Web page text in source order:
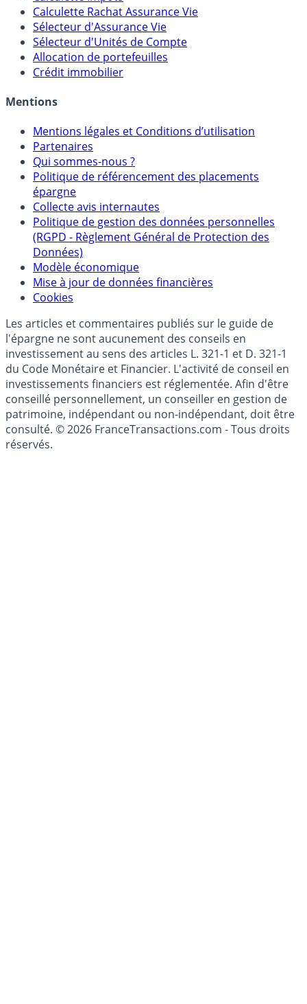
Calculateur d'intérêts
Calculette Impôts
Calculette Rachat Assurance Vie
Sélecteur d'Assurance Vie
Sélecteur d'Unités de Compte
Crédit immobilier
Mentions
Mentions légales et Conditions d’utilisation
Partenaires
Qui sommes-nous ?
Politique de référencement des placements
épargne
Collecte avis internautes
Politique de gestion des données personnelles
(RGPD - Règlement Général de Protection des
Données)
Modèle économique
Cookies
Les articles et commentaires publiés sur le guide de
l'épargne ne sont aucunement des conseils en
investissement au sens des articles L. 321-1 et D. 321-1
du Code Monétaire et Financier. L'activité de conseil en
investissements financiers est réglementée. Afin d'être
conseillé personnellement, un conseiller en gestion de
patrimoine, indépendant ou non-indépendant, doit être